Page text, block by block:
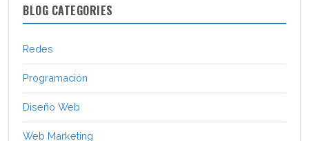
BLOG CATEGORIES
Redes
Programación
Diseño Web
Web Marketing